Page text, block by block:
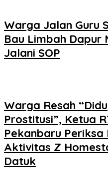
Warga Jalan Guru
Bau Limbah Dapur
Jalani SOP
Warga Resah
Prostitusi”, Ketua
Pekanbaru
Aktivitas Z
Datuk